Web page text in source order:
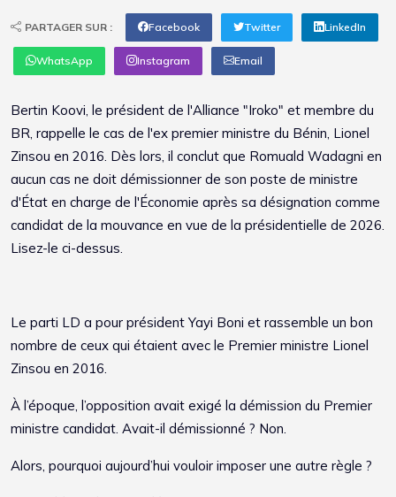
PARTAGER SUR : Facebook Twitter LinkedIn
WhatsApp Instagram Email
Bertin Koovi, le président de l'Alliance "Iroko" et membre du
BR, rappelle le cas de l'ex premier ministre du Bénin, Lionel
Zinsou en 2016. Dès lors, il conclut que Romuald Wadagni en
aucun cas ne doit démissionner de son poste de ministre
d'État en charge de l'Économie après sa désignation comme
candidat de la mouvance en vue de la présidentielle de 2026.
Lisez-le ci-dessus.
Le parti LD a pour président Yayi Boni et rassemble un bon
nombre de ceux qui étaient avec le Premier ministre Lionel
Zinsou en 2016.
À l’époque, l’opposition avait exigé la démission du Premier
ministre candidat. Avait-il démissionné ? Non.
Alors, pourquoi aujourd’hui vouloir imposer une autre règle ?